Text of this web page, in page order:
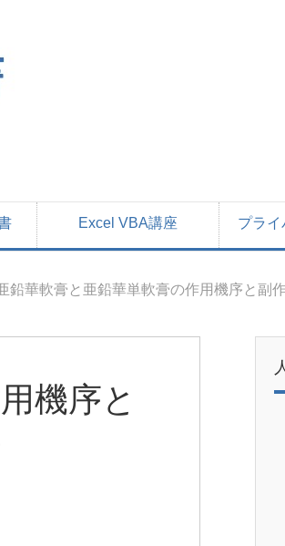
Excel VBA講座 プライ
鉛華軟膏と亜鉛華単軟膏の作用機序と副
機序と